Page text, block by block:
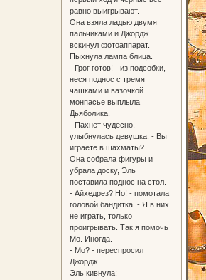
равно выигрывают.
Она взяла ладью двумя
пальчиками и Джордж
вскинул фотоаппарат.
Пыхнула лампа блица.
- Грог готов! - из подсобки,
неся поднос с тремя
чашками и вазочкой
монпасье выплыла
Дьяболика.
- Пахнет чудесно, -
улыбнулась девушка. - Вы
играете в шахматы?
Она собрала фигуры и
убрала доску, Эль
поставила поднос на стол.
- Айхедрез? Но! - помотала
головой бандитка. - Я в них
не играть, только
проигрывать. Так я помочь
Мо. Иногда.
- Мо? - переспросил
Джордж.
Эль кивнула: